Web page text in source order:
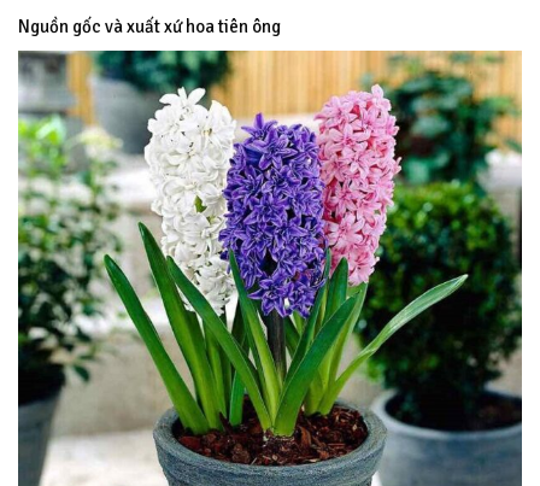
Nguồn gốc và xuất xứ hoa tiên ông